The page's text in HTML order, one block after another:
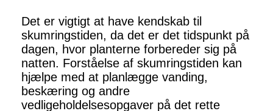
Det er vigtigt at have kendskab til
skumringstiden, da det er det tidspunkt på
dagen, hvor planterne forbereder sig på
natten. Forståelse af skumringstiden kan
hjælpe med at planlægge vanding,
beskæring og andre
vedligeholdelsesopgaver på det rette